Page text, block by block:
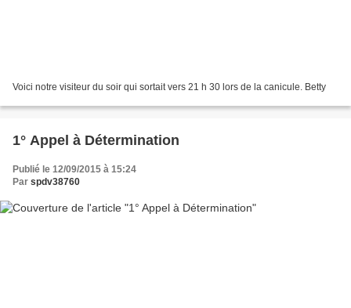
Voici notre visiteur du soir qui sortait vers 21 h 30 lors de la canicule. Betty
1° Appel à Détermination
Publié le 12/09/2015 à 15:24
Par spdv38760